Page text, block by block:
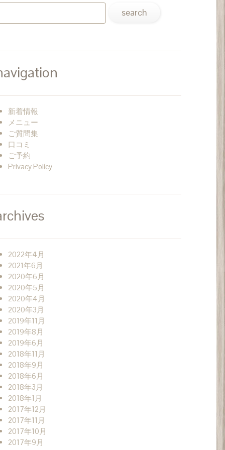
新着情報
メニュー
ご質問集
口コミ
ご予約
Privacy Policy
2022年4月
2021年6月
2020年6月
2020年5月
2020年4月
2020年3月
2019年11月
2019年8月
2019年6月
2018年11月
2018年9月
2018年6月
2018年3月
2018年1月
2017年12月
2017年11月
2017年10月
2017年9月